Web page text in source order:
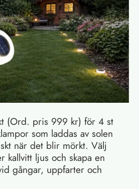
(Ord. pris 999 kr) för 4 st
som laddas av solen
när det blir mörkt. Välj
kallvitt ljus och skapa en
gångar, uppfarter och